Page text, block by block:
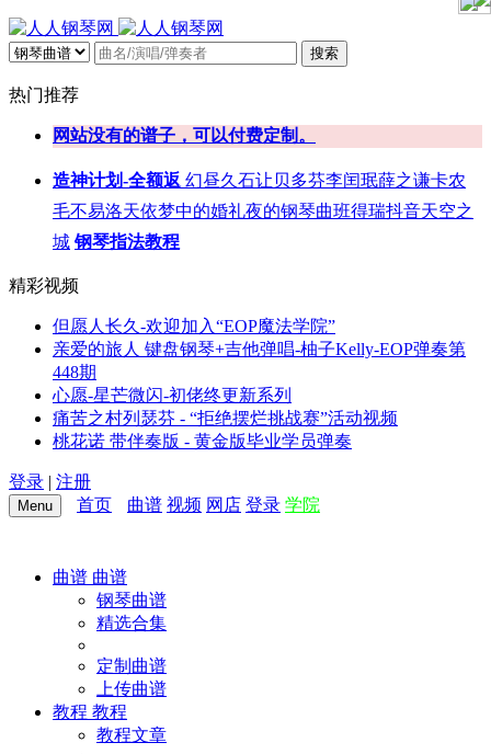
搜索
热门推荐
网站没有的谱子，可以付费定制。
造神计划-全额返 幻昼久石让贝多芬李闰珉薛之谦卡农
毛不易洛天依梦中的婚礼夜的钢琴曲班得瑞抖音天空之
城 钢琴指法教程
精彩视频
但愿人长久-欢迎加入“EOP魔法学院”
亲爱的旅人 键盘钢琴+吉他弹唱-柚子Kelly-EOP弹奏第
448期
心愿-星芒微闪-初佬终更新系列
痛苦之村列瑟芬 - “拒绝摆烂挑战赛”活动视频
桃花诺 带伴奏版 - 黄金版毕业学员弹奏
登录 | 注册
Menu 首页 曲谱 视频 网店 登录 学院
曲谱 曲谱
钢琴曲谱
精选合集
定制曲谱
上传曲谱
教程 教程
教程文章